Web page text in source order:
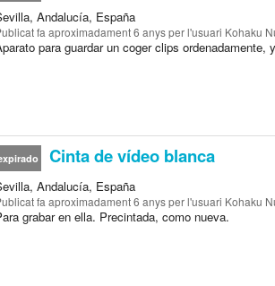
Andalucía, España
fa aproximadament 6 anysper l'usuari Kohaku
para guardar un coger clips
Cinta de vídeo blanca
Andalucía, España
fa aproximadament 6 anysper l'usuari Kohaku
grabar en ella. Precintada, como nueva.